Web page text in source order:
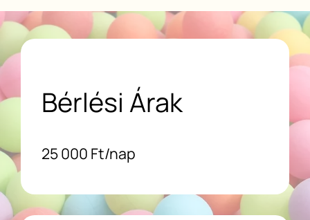
Bérlési Árak
25 000 Ft/nap